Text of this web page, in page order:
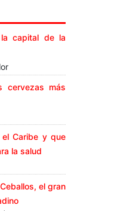
capital de la
cervezas más
Caribe y que
la salud
el gran